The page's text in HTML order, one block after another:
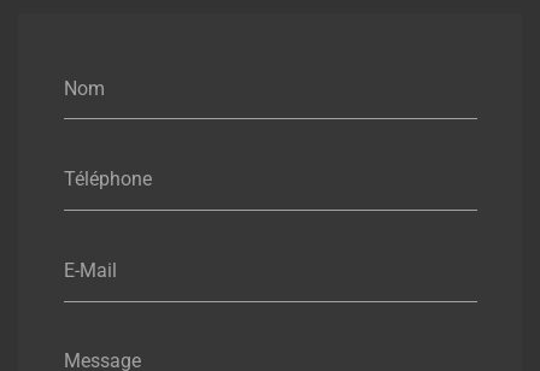
Nom
Téléphone
E-Mail
Message